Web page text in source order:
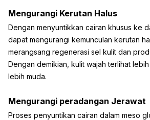
Mengurangi Kerutan Halus
Dengan menyuntikkan cairan khusus ke
dapat mengurangi kemunculan kerutan
merangsang regenerasi sel kulit dan
Dengan demikian, kulit wajah terlihat
lebih muda.
Mengurangi peradangan Jerawat
Proses penyuntikan cairan dalam meso